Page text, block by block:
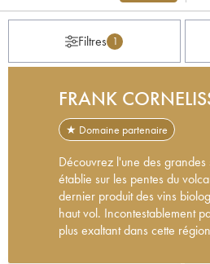
Filtres 1
FRANK
★ Domaine partenaire
Découvrez l'une des grandes
établie sur les pentes du
dernier produit des vins
haut vol. Incontestablement
plus exaltant dans cette